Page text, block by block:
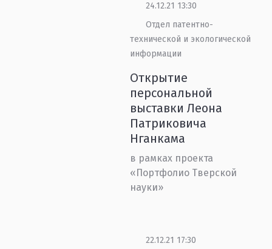
24.12.21 13:30
Отдел патентно-
технической и экологической
информации
Открытие
персональной
выставки Леона
Патриковича
Нганкама
в рамках проекта
«Портфолио Тверской
науки»
22.12.21 17:30